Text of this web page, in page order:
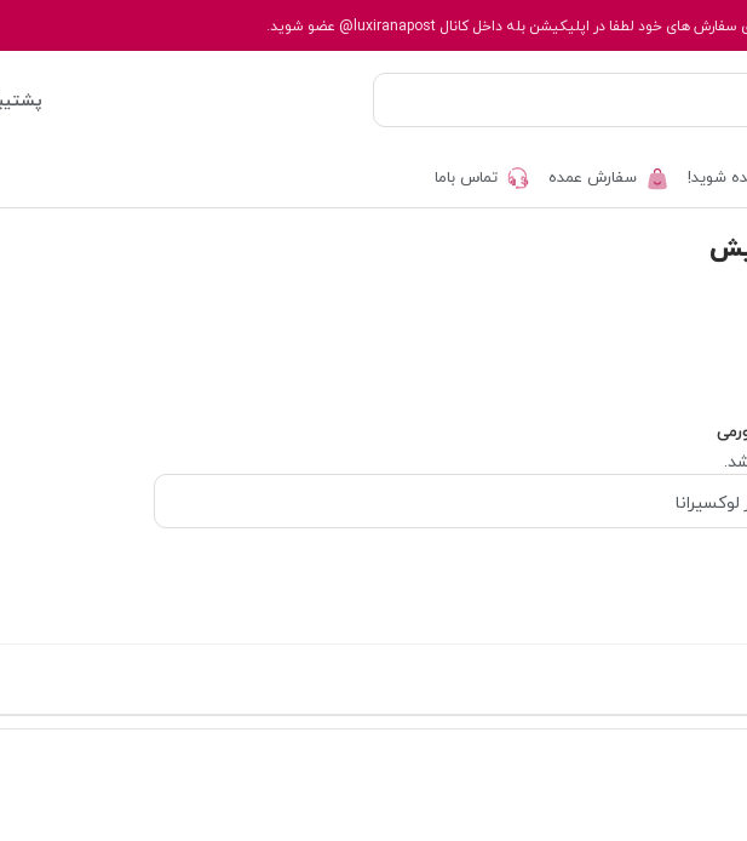
سفارش های خود لطفا در اپلیکیشن بله داخل کانال@luxiranapost عضو شوید.
پشتیبانی /
شوید! سفارش عمده تماس باما